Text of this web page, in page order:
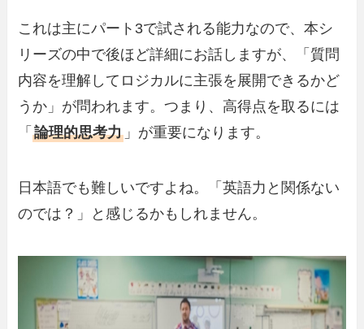
これは主にパート3で試される能力なので、本シ
リーズの中で後ほど詳細にお話しますが、「質問
内容を理解してロジカルに主張を展開できるかど
うか」が問われます。つまり、高得点を取るには
「論理的思考力 」が重要になります。
日本語でも難しいですよね。「英語力と関係ない
のでは？」と感じるかもしれません。